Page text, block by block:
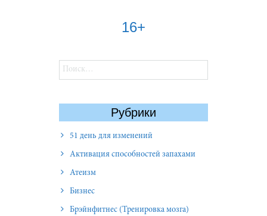
16+
Найти:
Рубрики
51 день для изменений
Активация способностей запахами
Атеизм
Бизнес
Брэйнфитнес (Тренировка мозга)